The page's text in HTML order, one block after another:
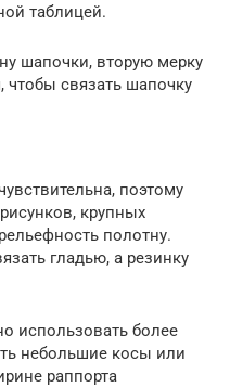
таблицей.
шапочки, вторую мерку
чтобы связать шапочку
поэтому
крупных
полотну.
гладью, а резинку
использовать более
небольшие косы или
раппорта